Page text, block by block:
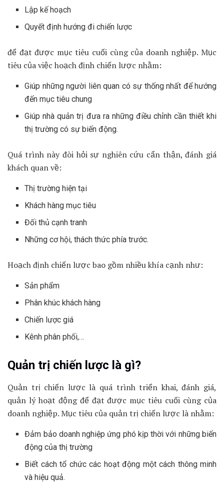
Lập kế hoạch
Quyết định hướng đi chiến lược
để đạt được mục tiêu cuối cùng của doanh nghiệp. Mục
tiêu của việc hoạch định chiến lược nhằm:
Giúp những người liên quan có sự thống nhất để hướng
đến mục tiêu chung
Giúp nhà quản trị đưa ra những điều chỉnh cần thiết khi
thị trường có sự biến động.
Quá trình này đòi hỏi sự nghiên cứu cẩn thận, đánh giá
khách quan về:
Thị trường hiện tại
Khách hàng mục tiêu
Đối thủ cạnh tranh
Những cơ hội, thách thức phía trước.
Hoạch định chiến lược bao gồm nhiều khía cạnh như:
Sản phẩm
Phân khúc khách hàng
Chiến lược giá
Kênh phân phối,…
Quản trị chiến lược là gì?
Quản trị chiến lược là quá trình triển khai, đánh giá,
quản lý hoạt động để đạt được mục tiêu cuối cùng của
doanh nghiệp. Mục tiêu của quản trị chiến lược là nhằm:
Đảm bảo doanh nghiệp ứng phó kịp thời với những biến
động của thị trường
Biết cách tổ chức các hoạt động một cách thông minh
và hiệu quả.